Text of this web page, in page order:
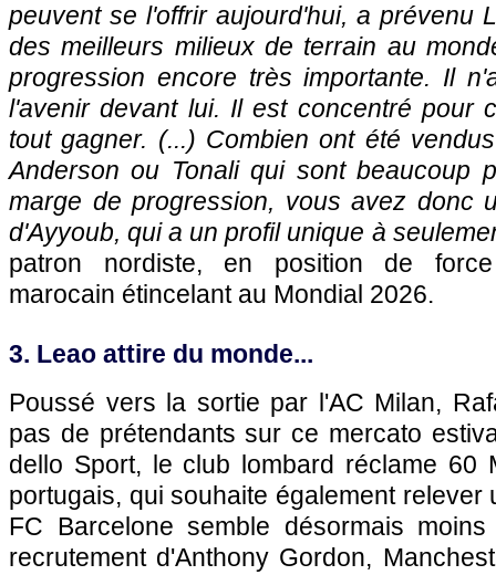
peuvent se l'offrir aujourd'hui, a prévenu
des meilleurs milieux de terrain au
progression encore très importante. Il
l'avenir devant lui. Il est concentré pour
tout gagner. (...) Combien ont été
Anderson ou Tonali qui sont beaucoup
marge de progression, vous avez donc
d'Ayyoub, qui a un profil unique à
patron nordiste, en position de
marocain étincelant au Mondial 2026.
3. Leao attire du monde...
Poussé vers la sortie par l'AC Milan,
pas de prétendants sur ce mercato
dello Sport, le club lombard réclame 60
portugais, qui souhaite également relever
FC Barcelone semble désormais
recrutement d'Anthony Gordon,